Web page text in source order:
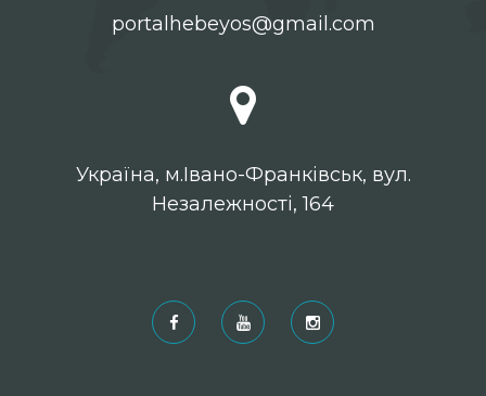
portalhebeyos@gmail.com
Українa, м.Івано-Франківськ, вул.
Незалежності, 164